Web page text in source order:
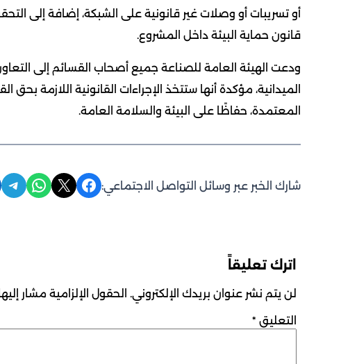
أو تسريبات أو وصلات غير قانونية على الشبكة، إضافة إلى
قانون حماية البيئة داخل المشروع.
ودعت الهيئة العامة للصناعة جميع أصحاب القسائم إلى
الميدانية، مؤكدة أنها ستتخذ الإجراءات القانونية اللازمة بحق
المعتمدة، حفاظًا على البيئة والسلامة العامة.
شارك الخبر عبر وسائل التواصل الاجتماعي: Share on Facebook
Share on X
Share on WhatsApp
Share on Telegram
اترك تعليقاً
لن يتم نشر عنوان بريدك الإلكتروني. الحقول الإلزامية مشار
التعليق *